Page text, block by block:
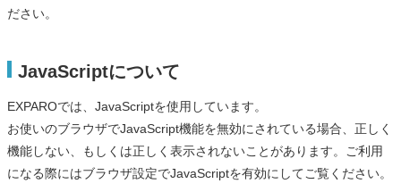
ださい。
JavaScriptについて
EXPAROでは、JavaScriptを使用しています。
お使いのブラウザでJavaScript機能を無効にされている場合、正しく
機能しない、もしくは正しく表示されないことがあります。ご利用
になる際にはブラウザ設定でJavaScriptを有効にしてご覧ください。